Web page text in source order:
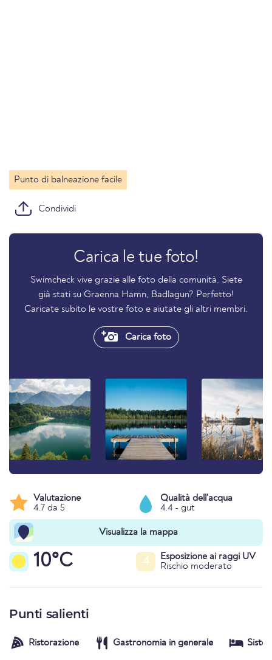
Punto di balneazione facile
Condividi
Carica le tue foto!
Swimcheck vive grazie alle foto della comunità. Siete
già stati su Graenna Hamn, Badlagun? Perfetto!
Caricate subito le vostre foto e aiutate gli altri membri.
Carica foto
Valutazione
4.7 da 5
Qualità dell'acqua
4.4 - gut
Visualizza la mappa
10°C 4
Esposizione ai raggi UV
Rischio moderato
Punti salienti
Ristorazione Gastronomia in generale